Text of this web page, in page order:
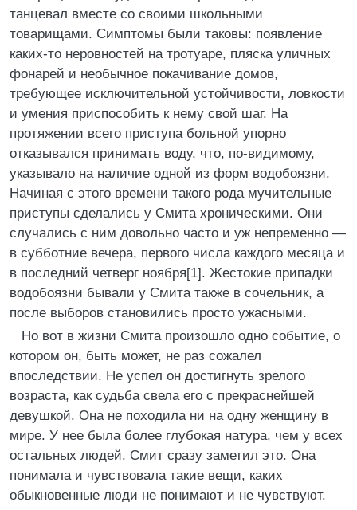
танцевал вместе со своими школьными
товарищами. Симптомы были таковы: появление
каких-то неровностей на тротуаре, пляска уличных
фонарей и необычное покачивание домов,
требующее исключительной устойчивости, ловкости
и умения приспособить к нему свой шаг. На
протяжении всего приступа больной упорно
отказывался принимать воду, что, по-видимому,
указывало на наличие одной из форм водобоязни.
Начиная с этого времени такого рода мучительные
приступы сделались у Смита хроническими. Они
случались с ним довольно часто и уж непременно —
в субботние вечера, первого числа каждого месяца и
в последний четверг ноября[1]. Жестокие припадки
водобоязни бывали у Смита также в сочельник, а
после выборов становились просто ужасными.
Но вот в жизни Смита произошло одно событие, о
котором он, быть может, не раз сожалел
впоследствии. Не успел он достигнуть зрелого
возраста, как судьба свела его с прекраснейшей
девушкой. Она не походила ни на одну женщину в
мире. У нее была более глубокая натура, чем у всех
остальных людей. Смит сразу заметил это. Она
понимала и чувствовала такие вещи, каких
обыкновенные люди не понимают и не чувствуют.